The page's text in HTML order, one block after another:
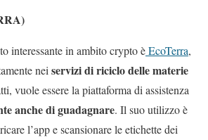
interessante in ambito crypto èEcoTerra,
nei servizi di riciclo delle materie
vuole essere la piattaforma di assistenza
anche di guadagnare. Il suo utilizzo è
l’app e scansionare le etichette dei